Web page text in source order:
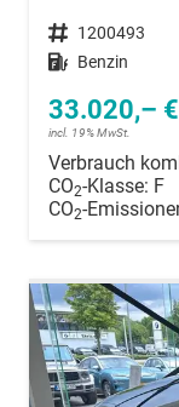
Fahrzeugnummer 1200493
Kraftstoff Benzin
33.020,– €
incl. 19% MwSt.
Verbrauch
CO2-Klasse: F
CO2-